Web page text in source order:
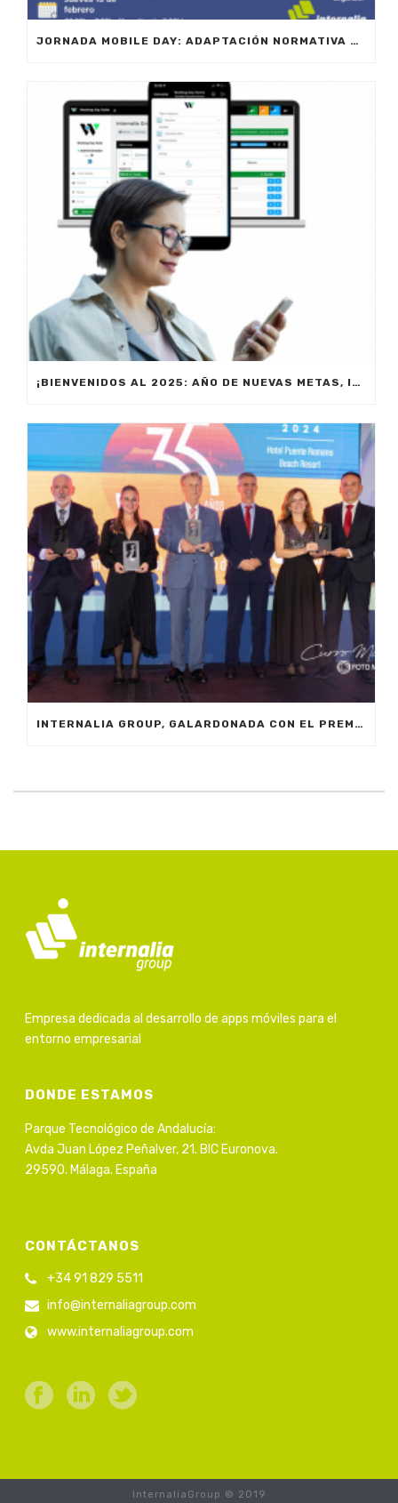
JORNADA MOBILE DAY: ADAPTACIÓN NORMATIVA 2025 – OPTIMIZA LA GESTIÓN DE EQUIPOS EN MOVILIDAD
¡BIENVENIDOS AL 2025: AÑO DE NUEVAS METAS, INNOVACIÓN Y PRODUCTIVIDAD!
INTERNALIA GROUP, GALARDONADA CON EL PREMIO A LA INNOVACIÓN EN LOS XXIV PREMIOS EMPRESARIALES CIT MARBELLA 2024
Empresa dedicada al desarrollo de apps móviles para el
entorno empresarial
DONDE ESTAMOS
Parque Tecnológico de Andalucía:
Avda Juan López Peñalver, 21. BIC Euronova.
29590. Málaga. España
CONTÁCTANOS
+34 91 829 5511
info@internaliagroup.com
www.internaliagroup.com
InternaliaGroup © 2019